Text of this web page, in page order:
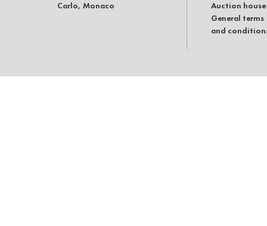
Carlo, Monaco
Auction house
General terms
and